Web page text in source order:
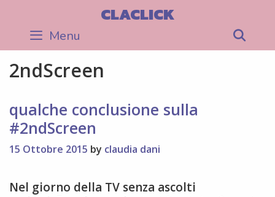
content
CLACLICK
Menu
2ndScreen
qualche conclusione sulla
#2ndScreen
15 Ottobre 2015 by claudia dani
Nel giorno della TV senza ascolti